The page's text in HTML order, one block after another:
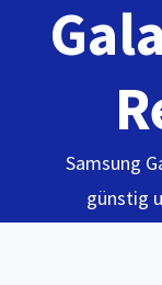
Samsung
günstig